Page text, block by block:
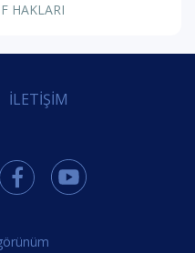
HAKLARI
İLETİŞİM